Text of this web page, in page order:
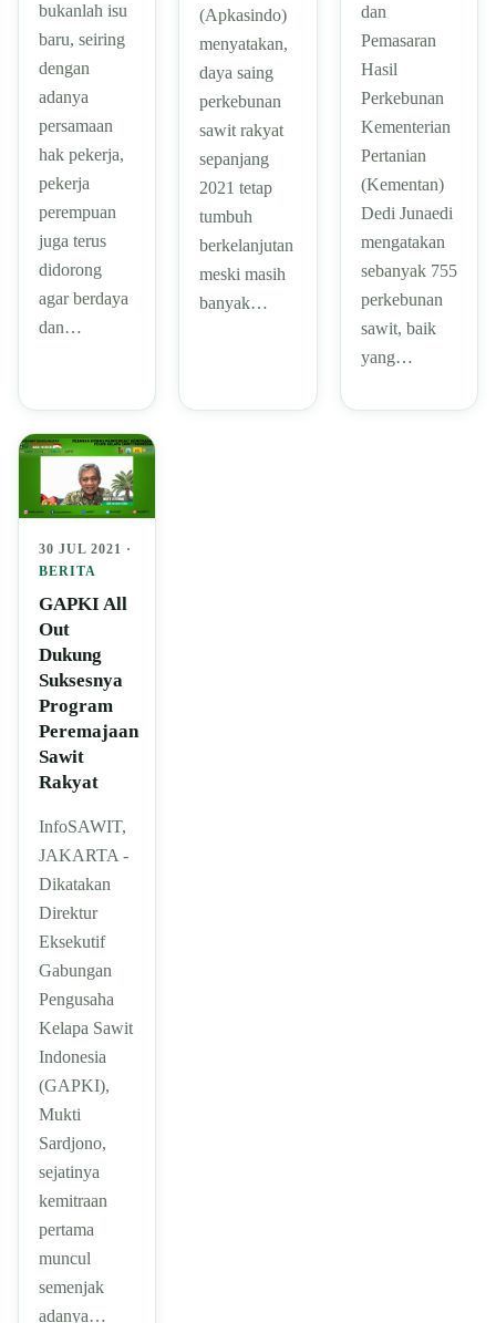
bukanlah isu
baru, seiring
dengan
adanya
persamaan
hak pekerja,
pekerja
perempuan
juga terus
didorong
agar berdaya
dan…
(Apkasindo)
menyatakan,
daya saing
perkebunan
sawit rakyat
sepanjang
2021 tetap
tumbuh
berkelanjutan
meski masih
banyak…
dan
Pemasaran
Hasil
Perkebunan
Kementerian
Pertanian
(Kementan)
Dedi Junaedi
mengatakan
sebanyak 755
perkebunan
sawit, baik
yang…
30 JUL 2021 ·
BERITA
GAPKI All
Out
Dukung
Suksesnya
Program
Peremajaan
Sawit
Rakyat
InfoSAWIT,
JAKARTA -
Dikatakan
Direktur
Eksekutif
Gabungan
Pengusaha
Kelapa Sawit
Indonesia
(GAPKI),
Mukti
Sardjono,
sejatinya
kemitraan
pertama
muncul
semenjak
adanya…